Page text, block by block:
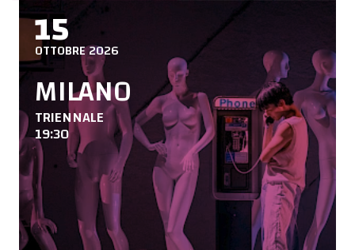
15
OTTOBRE 2026
MILANO
TRIENNALE
19:30